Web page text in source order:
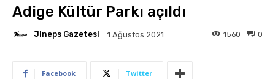
Adige Kültür Parkı açıldı
Jineps Gazetesi 1 Ağustos 2021 0
1560
Facebook Twitter